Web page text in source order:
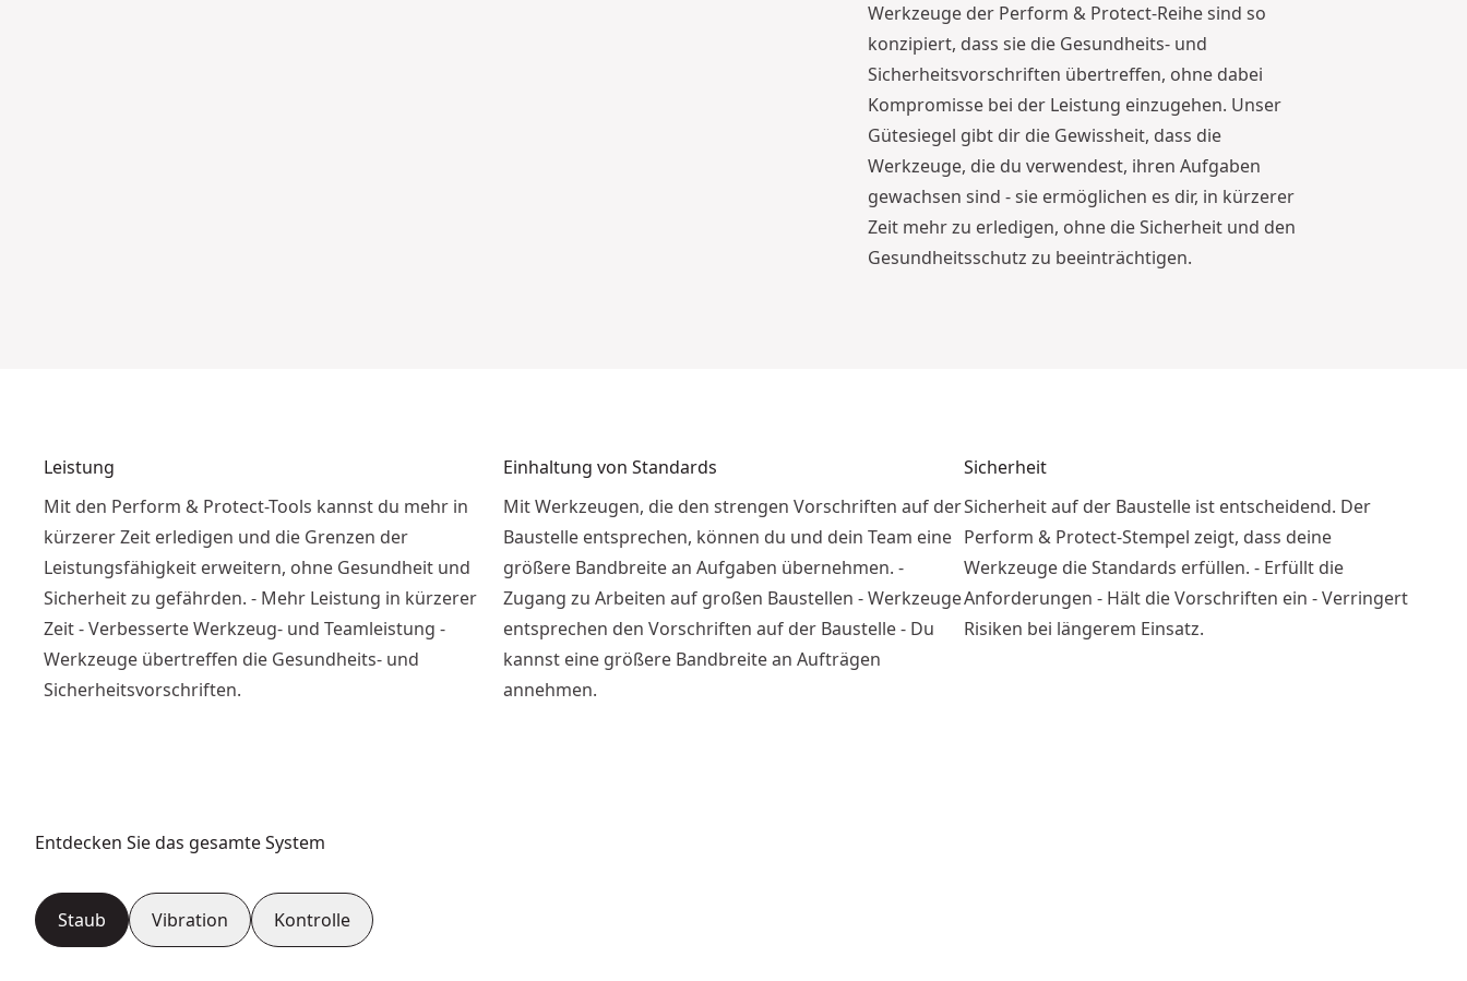
Werkzeuge der Perform & Protect-Reihe sind so
konzipiert, dass sie die Gesundheits- und
Sicherheitsvorschriften übertreffen, ohne dabei
Kompromisse bei der Leistung einzugehen. Unser
Gütesiegel gibt dir die Gewissheit, dass die
Werkzeuge, die du verwendest, ihren Aufgaben
gewachsen sind - sie ermöglichen es dir, in kürzerer
Zeit mehr zu erledigen, ohne die Sicherheit und den
Gesundheitsschutz zu beeinträchtigen.
Leistung
Mit den Perform & Protect-Tools kannst du mehr in
kürzerer Zeit erledigen und die Grenzen der
Leistungsfähigkeit erweitern, ohne Gesundheit und
Sicherheit zu gefährden. - Mehr Leistung in kürzerer
Zeit - Verbesserte Werkzeug- und Teamleistung -
Werkzeuge übertreffen die Gesundheits- und
Sicherheitsvorschriften.
Einhaltung von Standards
Mit Werkzeugen, die den strengen Vorschriften auf der
Baustelle entsprechen, können du und dein Team eine
größere Bandbreite an Aufgaben übernehmen. -
Zugang zu Arbeiten auf großen Baustellen - Werkzeuge
entsprechen den Vorschriften auf der Baustelle - Du
kannst eine größere Bandbreite an Aufträgen
annehmen.
Sicherheit
Sicherheit auf der Baustelle ist entscheidend. Der
Perform & Protect-Stempel zeigt, dass deine
Werkzeuge die Standards erfüllen. - Erfüllt die
Anforderungen - Hält die Vorschriften ein - Verringert
Risiken bei längerem Einsatz.
Entdecken Sie das gesamte System
Staub Vibration Kontrolle